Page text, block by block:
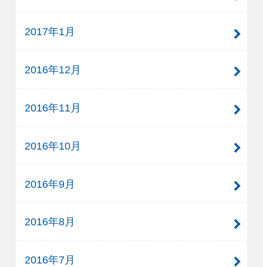
2017年1月
2016年12月
2016年11月
2016年10月
2016年9月
2016年8月
2016年7月